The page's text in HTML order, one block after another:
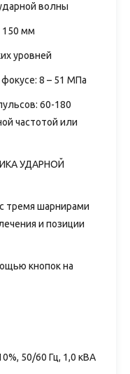
волны
150 мм
уровней
8 – 51 МПа
60-180
частотой или
УДАРНОЙ
тремя шарнирами
и позиции
кнопок на
50/60 Гц, 1,0 кВА